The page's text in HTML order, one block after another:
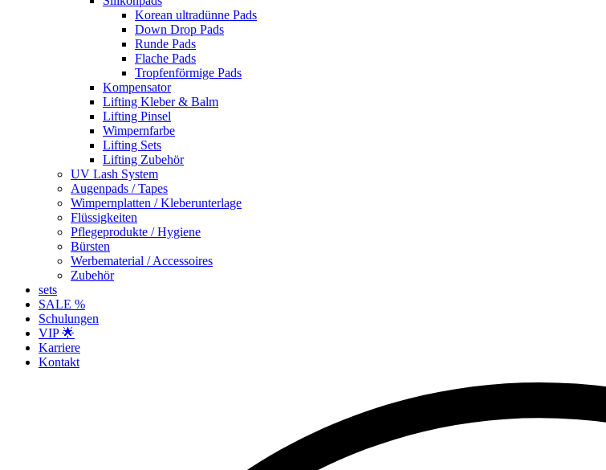
Korean ultradünne Pads
Down Drop Pads
Runde Pads
Flache Pads
Tropfenförmige Pads
Kompensator
Lifting Kleber & Balm
Lifting Pinsel
Wimpernfarbe
Lifting Sets
Lifting Zubehör
UV Lash System
Augenpads / Tapes
Wimpernplatten / Kleberunterlage
Flüssigkeiten
Pflegeprodukte / Hygiene
Bürsten
Werbematerial / Accessoires
Zubehör
sets
SALE %
Schulungen
VIP 🌟
Karriere
Kontakt